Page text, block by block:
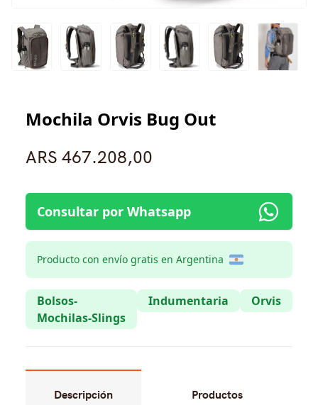
Mochila Orvis Bug Out
ARS 467.208,00
Consultar por Whatsapp
Producto con envío gratis en Argentina
Bolsos-
Mochilas-Slings
Indumentaria Orvis
Descripción
Productos